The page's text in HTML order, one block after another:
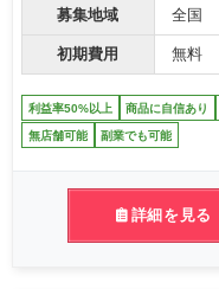
募集地域 全国
初期費用 無料
利益率50%以上 商品に自信あり
無店舗可能 副業でも可能
詳細を見る